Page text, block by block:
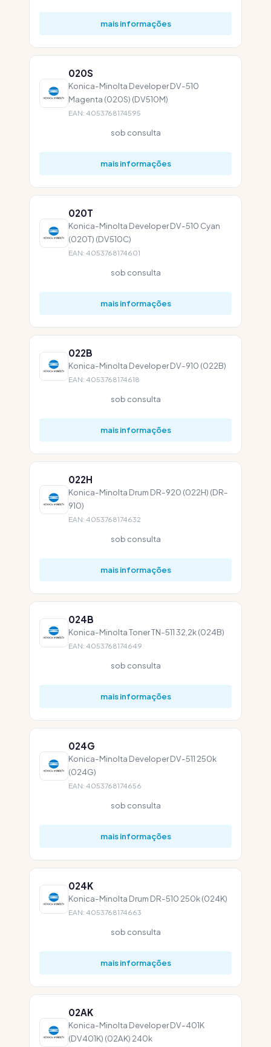
mais informações
020S
Konica-Minolta Developer DV-510
Magenta (020S) (DV510M)
EAN: 4053768174595
sob consulta
mais informações
020T
Konica-Minolta Developer DV-510 Cyan
(020T) (DV510C)
EAN: 4053768174601
sob consulta
mais informações
022B
Konica-Minolta Developer DV-910 (022B)
EAN: 4053768174618
sob consulta
mais informações
022H
Konica-Minolta Drum DR-920 (022H) (DR-
910)
EAN: 4053768174632
sob consulta
mais informações
024B
Konica-Minolta Toner TN-511 32,2k (024B)
EAN: 4053768174649
sob consulta
mais informações
024G
Konica-Minolta Developer DV-511 250k
(024G)
EAN: 4053768174656
sob consulta
mais informações
024K
Konica-Minolta Drum DR-510 250k (024K)
EAN: 4053768174663
sob consulta
mais informações
02AK
Konica-Minolta Developer DV-401K
(DV401K) (02AK) 240k